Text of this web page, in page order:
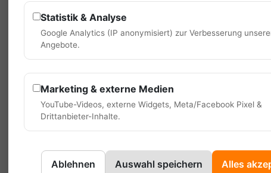
Für Schulklassen,
Buchbar Montag bis Freitag
Unsere Schülerpakete sind ab einer
bieten wir nach Absprache auch
Statistik & Analyse
Google Analytics (IP anonymisiert) zur Verbesserung
Angebote.
Marketing & externe Medien
YouTube-Videos, externe Widgets, Meta/Facebook Pixel &
Drittanbieter-Inhalte.
Ablehnen Auswahl speichern Alles